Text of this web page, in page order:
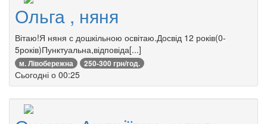
Ольга , няня
Вітаю!Я няня с дошкільною освітаю.Досвід 12 років(0-
5років)Пунктуальна,відповіда[...]
м. Лівобережна 250-300 грн/год.
Сьогодні о 00:25